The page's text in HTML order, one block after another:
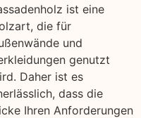
ist eine
die für
und
genutzt
Daher ist es
dass die
Ihren Anforderungen